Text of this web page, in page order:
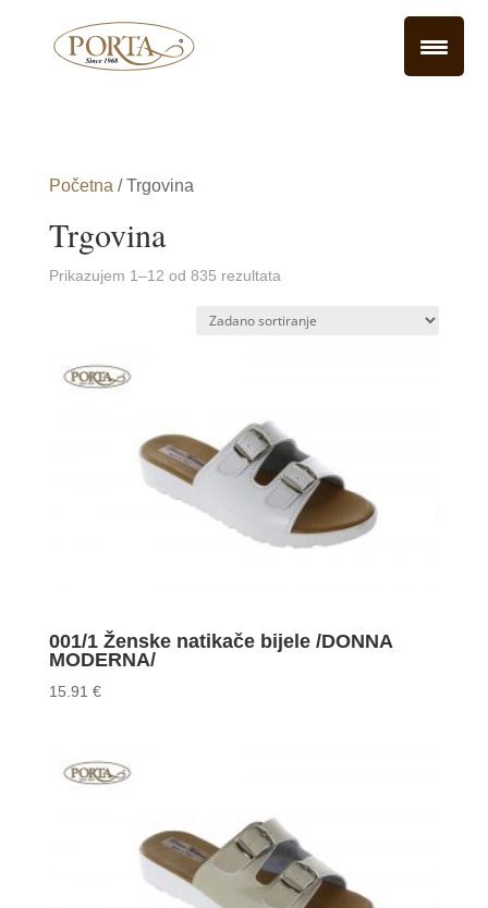
Početna / Trgovina
Trgovina
Prikazujem 1–12 od 835 rezultata
001/1 Ženske natikače bijele /DONNA
MODERNA/
15.91 €